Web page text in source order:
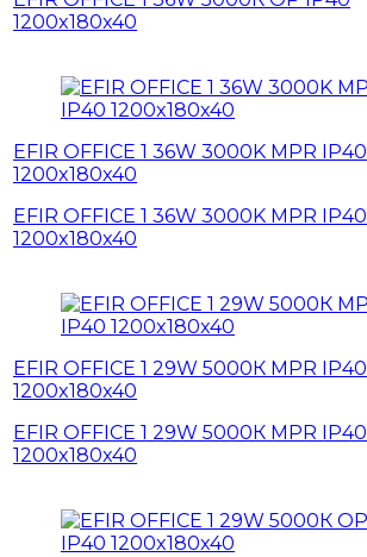
1200x180x40
EFIR OFFICE 1 36W 3000K MPR IP40
1200x180x40
EFIR OFFICE 1 36W 3000K MPR IP40
1200x180x40
EFIR OFFICE 1 29W 5000К MPR IP40
1200x180x40
EFIR OFFICE 1 29W 5000К MPR IP40
1200x180x40